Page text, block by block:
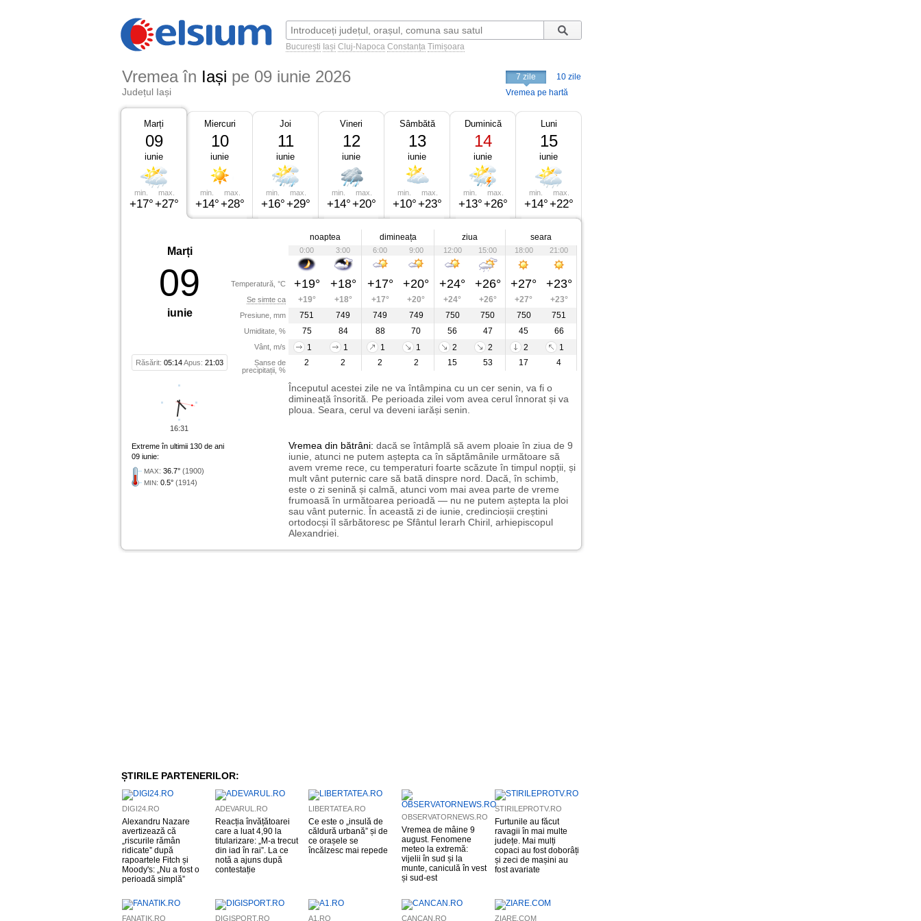
București Iași Cluj-Napoca Constanța Timișoara
Vremea în Iași pe 09 iunie 2026
Județul Iași
7 zile
10 zile
Vremea pe hartă
Marți
09
iunie
min.
+17°
max.
+27°
Miercuri
10
iunie
min.
+14°
max.
+28°
Joi
11
iunie
min.
+16°
max.
+29°
Vineri
12
iunie
min.
+14°
max.
+20°
Sâmbătă
13
iunie
min.
+10°
max.
+23°
Duminică
14
iunie
min.
+13°
max.
+26°
Luni
15
iunie
min.
+14°
max.
+22°
Marți
09
iunie
Răsărit: 05:14Apus: 21:03
Temperatură, °C
Se simte ca
Presiune, mm
Umiditate, %
Vânt, m/s
Șanse de
precipitații, %
noaptea dimineața ziua seara
0:00 3:00 6:00 9:00 12:00 15:00 18:00 21:00
+19° +18° +17° +20° +24° +26° +27° +23°
+19° +18° +17° +20° +24° +26° +27°
+23°
751
749 749 749 750 750 750
751
75
84 88 70 56 47 45
66
1
1 1 1 2 2 2
1
2
2 2 2 15 53 17 4
Începutul acestei zile ne va întâmpina cu un cer senin, va fi o
dimineață însorită. Pe perioada zilei vom avea cerul înnorat și va
ploua. Seara, cerul va deveni iarăși senin.
Extreme în ultimii 130 de ani
09 iunie:
MAX: 36.7° (1900)
MIN: 0.5° (1914)
Vremea din bătrâni: dacă se întâmplă să avem ploaie în ziua de 9
iunie, atunci ne putem aștepta ca în săptămânile următoare să
avem vreme rece, cu temperaturi foarte scăzute în timpul nopții, și
mult vânt puternic care să bată dinspre nord. Dacă, în schimb,
este o zi senină și calmă, atunci vom mai avea parte de vreme
frumoasă în următoarea perioadă — nu ne putem aștepta la ploi
sau vânt puternic. În această zi de iunie, credincioșii creștini
ortodocși îl sărbătoresc pe Sfântul Ierarh Chiril, arhiepiscopul
Alexandriei.
16:31
ȘTIRILE PARTENERILOR:
DIGI24.RO
Alexandru Nazare
avertizează că
„riscurile rămân
ridicate” după
rapoartele Fitch și
Moody's: „Nu a fost o
perioadă simplă”
ADEVARUL.RO
Reacția învățătoarei
care a luat 4,90 la
titularizare: „M-a trecut
din iad în rai”. La ce
notă a ajuns după
contestație
LIBERTATEA.RO
Ce este o „insulă de
căldură urbană” și de
ce orașele se
încălzesc mai repede
OBSERVATORNEWS.RO
Vremea de mâine 9
august. Fenomene
meteo la extremă:
vijelii în sud și la
munte, caniculă în vest
și sud-est
STIRILEPROTV.RO
Furtunile au făcut
ravagii în mai multe
județe. Mai mulți
copaci au fost doborâți
și zeci de mașini au
fost avariate
FANATIK.RO DIGISPORT.RO A1.RO CANCAN.RO ZIARE.COM